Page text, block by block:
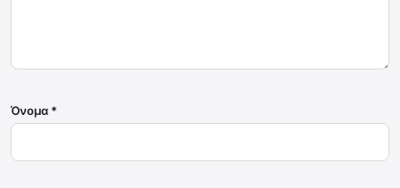
Όνομα *